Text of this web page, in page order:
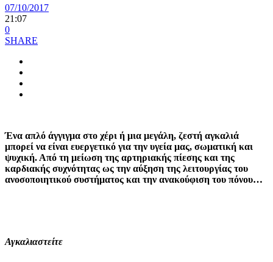
07/10/2017
21:07
0
SHARE
Ένα απλό άγγιγμα στο χέρι ή μια μεγάλη, ζεστή αγκαλιά
μπορεί να είναι ευεργετικό για την υγεία μας, σωματική και
ψυχική. Από τη μείωση της αρτηριακής πίεσης και της
καρδιακής συχνότητας ως την αύξηση της λειτουργίας του
ανοσοποιητικού συστήματος και την ανακούφιση του πόνου…
Αγκαλιαστείτε